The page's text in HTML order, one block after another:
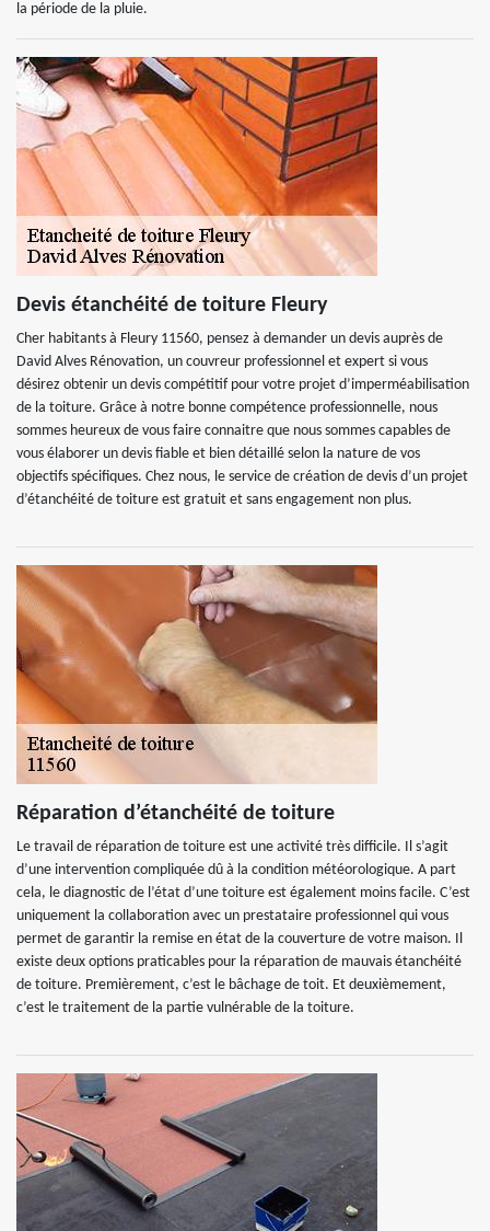
la période de la pluie.
Devis étanchéité de toiture Fleury
Cher habitants à Fleury 11560, pensez à demander un devis auprès de
David Alves Rénovation, un couvreur professionnel et expert si vous
désirez obtenir un devis compétitif pour votre projet d’imperméabilisation
de la toiture. Grâce à notre bonne compétence professionnelle, nous
sommes heureux de vous faire connaitre que nous sommes capables de
vous élaborer un devis fiable et bien détaillé selon la nature de vos
objectifs spécifiques. Chez nous, le service de création de devis d’un projet
d’étanchéité de toiture est gratuit et sans engagement non plus.
Réparation d’étanchéité de toiture
Le travail de réparation de toiture est une activité très difficile. Il s’agit
d’une intervention compliquée dû à la condition météorologique. A part
cela, le diagnostic de l’état d’une toiture est également moins facile. C’est
uniquement la collaboration avec un prestataire professionnel qui vous
permet de garantir la remise en état de la couverture de votre maison. Il
existe deux options praticables pour la réparation de mauvais étanchéité
de toiture. Premièrement, c’est le bâchage de toit. Et deuxièmement,
c’est le traitement de la partie vulnérable de la toiture.